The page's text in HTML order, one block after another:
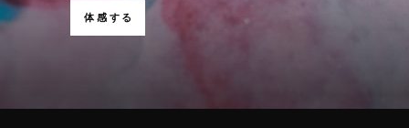
体感する